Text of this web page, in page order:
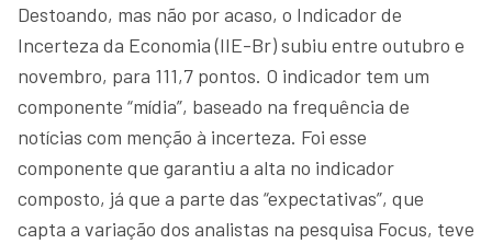
Destoando, mas não por acaso, o Indicador de
Incerteza da Economia (IIE-Br) subiu entre outubro e
novembro, para 111,7 pontos. O indicador tem um
componente “mídia”, baseado na frequência de
notícias com menção à incerteza. Foi esse
componente que garantiu a alta no indicador
composto, já que a parte das “expectativas”, que
capta a variação dos analistas na pesquisa Focus, teve